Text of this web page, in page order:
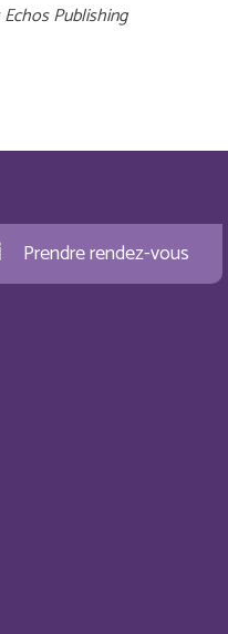
Publishing
Prendre rendez-vous